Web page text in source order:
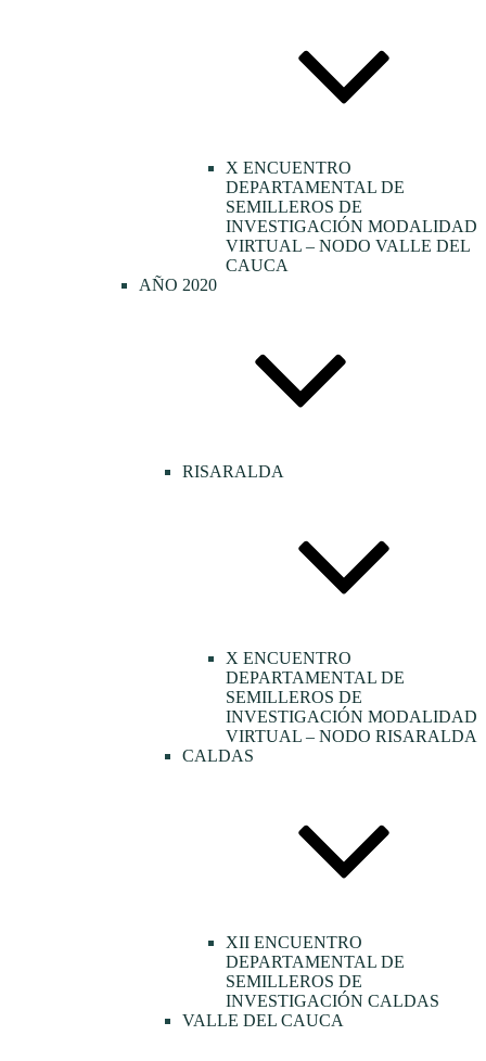
X ENCUENTRO
DEPARTAMENTAL DE
SEMILLEROS DE
INVESTIGACIÓN MODALIDAD
VIRTUAL – NODO VALLE DEL
CAUCA
AÑO 2020
RISARALDA
X ENCUENTRO
DEPARTAMENTAL DE
SEMILLEROS DE
INVESTIGACIÓN MODALIDAD
VIRTUAL – NODO RISARALDA
CALDAS
XII ENCUENTRO
DEPARTAMENTAL DE
SEMILLEROS DE
INVESTIGACIÓN CALDAS
VALLE DEL CAUCA